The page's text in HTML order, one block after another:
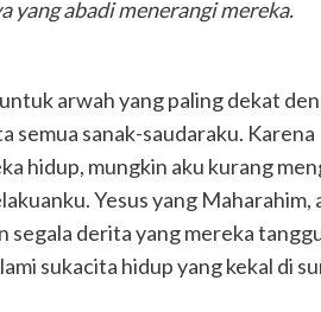
yang abadi menerangi mereka.
arwah yang paling dekat
semua sanak-saudaraku.
hidup, mungkin aku kurang
Yesus yang Maharahim,
segala derita yang mereka
sukacita hidup yang kekal di